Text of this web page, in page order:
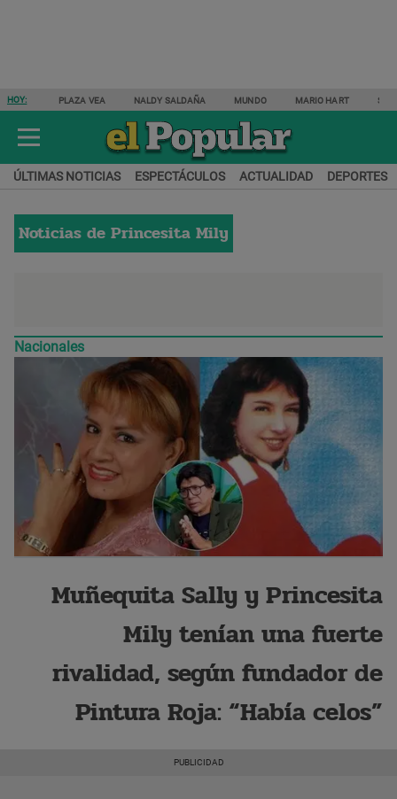
HOY: PLAZA VEA NALDY SALDAÑA MUNDO MARIO HART
ÚLTIMAS NOTICIAS ESPECTÁCULOS ACTUALIDAD DEPORTES
Noticias de Princesita Mily
Nacionales
Muñequita Sally y Princesita
Mily tenían una fuerte
rivalidad, según fundador de
Pintura Roja: “Había celos”